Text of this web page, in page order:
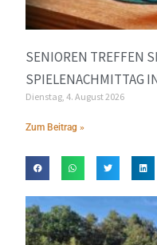
SENIOREN TREFFEN
SPIELENACHMITTAG
Dienstag, 4. August 2026
Zum Beitrag »